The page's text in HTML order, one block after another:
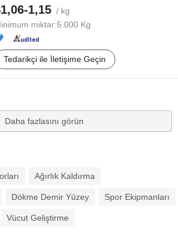
1,15 / kg
miktar:5.000 Kg
Tedarikçi ile İletişime Geçin
Daha fazlasını görün
Ağırlık Kaldırma
Dökme Demir Yüzey Spor Ekipmanları
Vücut Geliştirme